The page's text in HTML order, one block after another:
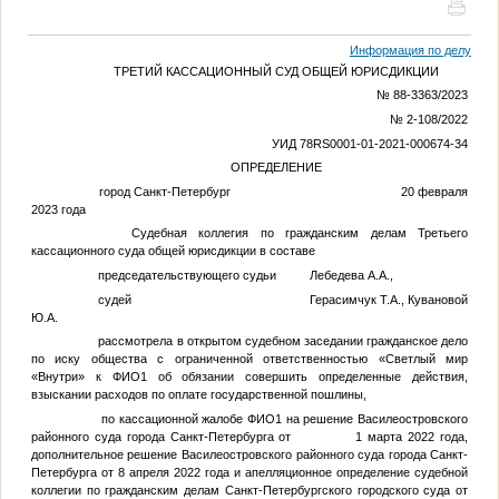
Информация по делу
ТРЕТИЙ КАССАЦИОННЫЙ СУД ОБЩЕЙ ЮРИСДИКЦИИ
№ 88-3363/2023
№ 2-108/2022
УИД 78RS0001-01-2021-000674-34
ОПРЕДЕЛЕНИЕ
город Санкт-Петербург 20 февраля
2023 года
Судебная коллегия по гражданским делам Третьего
кассационного суда общей юрисдикции в составе
председательствующего судьи Лебедева А.А.,
судей Герасимчук Т.А., Кувановой
Ю.А.
рассмотрела в открытом судебном заседании гражданское дело
по иску общества с ограниченной ответственностью «Светлый мир
«Внутри» к ФИО1
об обязании совершить определенные действия,
взыскании расходов по оплате государственной пошлины,
по кассационной жалобе ФИО1 на решение Василеостровского
районного суда города Санкт-Петербурга от 1 марта 2022 года,
дополнительное решение Василеостровского районного суда города Санкт-
Петербурга от 8 апреля 2022 года и апелляционное определение судебной
коллегии по гражданским делам Санкт-Петербургского городского суда от